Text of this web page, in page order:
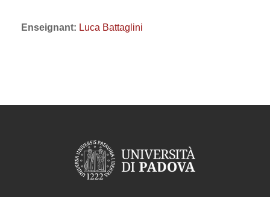
Enseignant: Luca Battaglini